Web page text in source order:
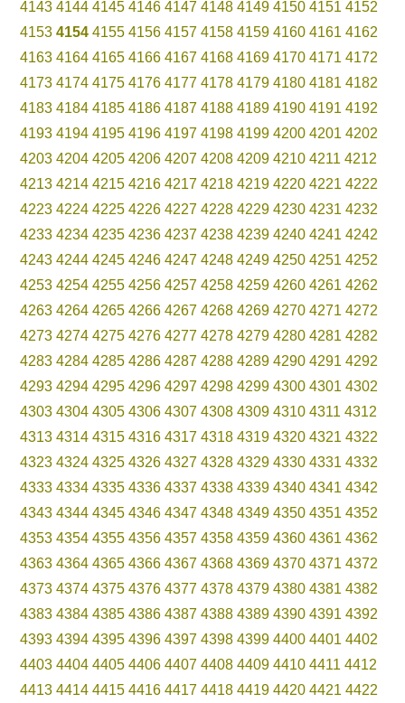
4143 4144 4145 4146 4147 4148 4149 4150 4151 4152
4153 4154 4155 4156 4157 4158 4159 4160 4161 4162
4163 4164 4165 4166 4167 4168 4169 4170 4171 4172
4173 4174 4175 4176 4177 4178 4179 4180 4181 4182
4183 4184 4185 4186 4187 4188 4189 4190 4191 4192
4193 4194 4195 4196 4197 4198 4199 4200 4201 4202
4203 4204 4205 4206 4207 4208 4209 4210 4211 4212
4213 4214 4215 4216 4217 4218 4219 4220 4221 4222
4223 4224 4225 4226 4227 4228 4229 4230 4231 4232
4233 4234 4235 4236 4237 4238 4239 4240 4241 4242
4243 4244 4245 4246 4247 4248 4249 4250 4251 4252
4253 4254 4255 4256 4257 4258 4259 4260 4261 4262
4263 4264 4265 4266 4267 4268 4269 4270 4271 4272
4273 4274 4275 4276 4277 4278 4279 4280 4281 4282
4283 4284 4285 4286 4287 4288 4289 4290 4291 4292
4293 4294 4295 4296 4297 4298 4299 4300 4301 4302
4303 4304 4305 4306 4307 4308 4309 4310 4311 4312
4313 4314 4315 4316 4317 4318 4319 4320 4321 4322
4323 4324 4325 4326 4327 4328 4329 4330 4331 4332
4333 4334 4335 4336 4337 4338 4339 4340 4341 4342
4343 4344 4345 4346 4347 4348 4349 4350 4351 4352
4353 4354 4355 4356 4357 4358 4359 4360 4361 4362
4363 4364 4365 4366 4367 4368 4369 4370 4371 4372
4373 4374 4375 4376 4377 4378 4379 4380 4381 4382
4383 4384 4385 4386 4387 4388 4389 4390 4391 4392
4393 4394 4395 4396 4397 4398 4399 4400 4401 4402
4403 4404 4405 4406 4407 4408 4409 4410 4411 4412
4413 4414 4415 4416 4417 4418 4419 4420 4421 4422